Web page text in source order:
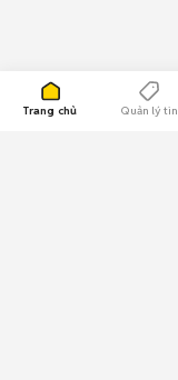
Trang chủ Quản lý tin